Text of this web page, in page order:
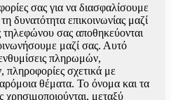
σας για να διασφαλίσουμε
δυνατότητα επικοινωνίας μαζί
σας αποθηκεύονται
μαζί σας. Αυτό
πληρωμών,
πληροφορίες σχετικά με
θέματα. Το όνομα και τα
χρησιμοποιούνται, μεταξύ